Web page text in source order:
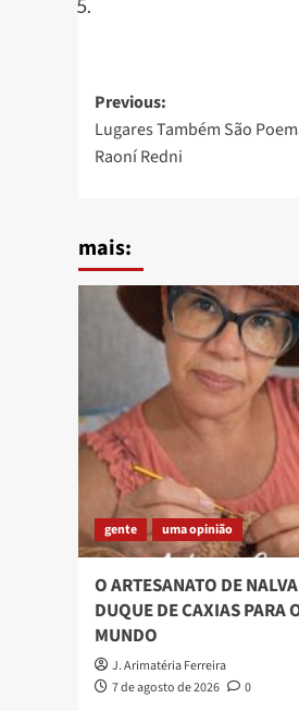
Post
navigation
Previous:
Lugares Também São
Raoní Redni
mais:
gente uma opinião
O ARTESANATO DE
DUQUE DE CAXIAS PARA
MUNDO
J. Arimatéria Ferreira
7 de agosto de 2026
0